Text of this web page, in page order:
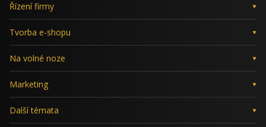
Řízení firmy
Tvorba e-shopu
Na volné noze
Marketing
Další témata